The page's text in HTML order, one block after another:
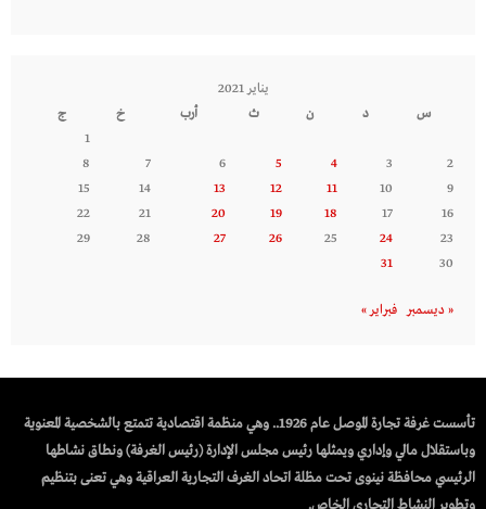
يناير 2021
س
د ن ث أرب خ
ج
1
2
3
4
5
6
7
8
9
10
11
12
13
14
15
16
17
18
19
20
21
22
23
24
25
26
27
28
29
30
31
« ديسمبر فبراير »
تأسست غرفة تجارة الموصل عام 1926.. وهي منظمة اقتصادية تتمتع بالشخصية المعنوية
وباستقلال مالي وإداري ويمثلها رئيس مجلس الإدارة (رئيس الغرفة) ونطاق نشاطها
الرئيسي محافظة نينوى تحت مظلة اتحاد الغرف التجارية العراقية وهي تعنى بتنظيم